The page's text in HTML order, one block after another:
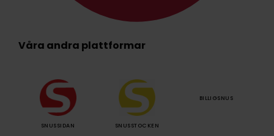
Våra andra plattformar
SNUSSIDAN SNUSSTOCKEN
BILLIGSNUS